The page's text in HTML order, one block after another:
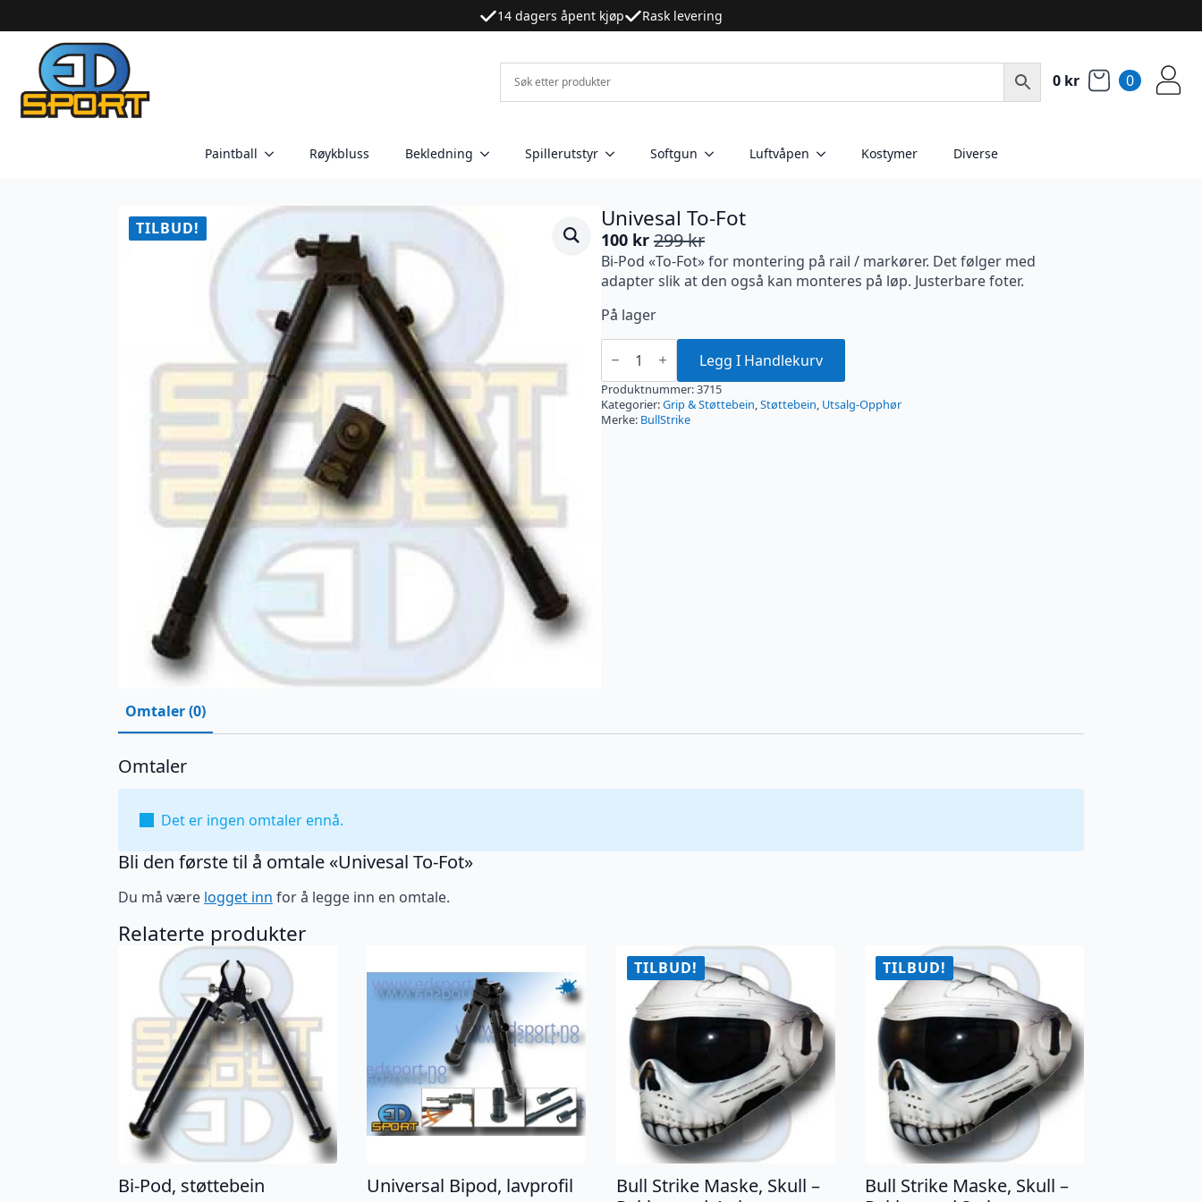
14 dagers åpent kjøp Rask levering
0 kr 0
Paintball Røykbluss Bekledning Spillerutstyr Softgun Luftvåpen Kostymer Diverse
TILBUD! Univesal To-Fot
299kr
Opprinnelig
pris
var:
299 kr.
100 kr
Nåværende
pris
er:
100 kr.
Bi-Pod «To-Fot» for montering på rail / markører. Det følger med
adapter slik at den også kan monteres på løp. Justerbare foter.
På lager
Univesal
To-
antall
Legg I Handlekurv
Produktnummer:3715
Kategorier:Grip & Støttebein,Støttebein, Utsalg-Opphør
Merke: BullStrike
Omtaler (0)
Omtaler
Det er ingen omtaler ennå.
Bli den første til å omtale «Univesal To-Fot»
Du må være logget inn for å legge inn en omtale.
Relaterte produkter
Bi-Pod, støttebein Universal Bipod, lavprofil
TILBUD!
Bull Strike Maske, Skull –
TILBUD!
Bull Strike Maske, Skull –